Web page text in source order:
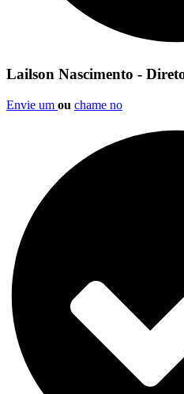
Lailson Nascimento -
Envie um ou chame no